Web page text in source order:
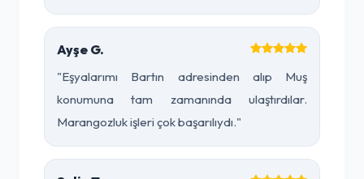
Ayşe G.
"Eşyalarımı Bartın adresinden alıp Muş
konumuna tam zamanında ulaştırdılar.
Marangozluk işleri çok başarılıydı."